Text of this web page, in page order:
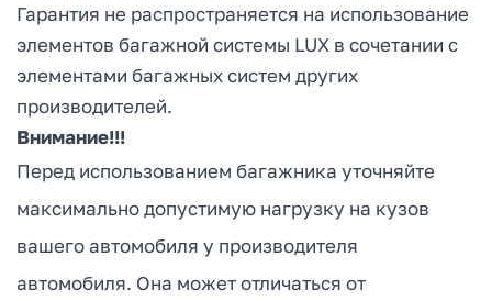
Гарантия не распространяется на использование
элементов багажной системы LUX в сочетании с
элементами багажных систем других
производителей.
Внимание!!!
Перед использованием багажника уточняйте
максимально допустимую нагрузку на кузов
вашего автомобиля у производителя
автомобиля. Она может отличаться от